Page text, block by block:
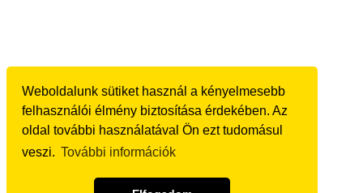
Weboldalunk sütiket használ a kényelmesebb
felhasználói élmény biztosítása érdekében. Az
oldal további használatával Ön ezt tudomásul
veszi. További információk